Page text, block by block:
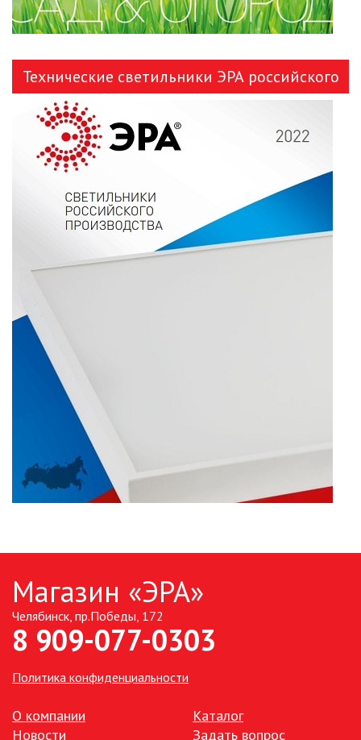
Технические светильники ЭРА российского
Магазин «ЭРА»
Челябинск, пр.Победы, 172
8 909-077-0303
Политика конфиденциальности
О компании
Новости
Каталог
Задать вопрос